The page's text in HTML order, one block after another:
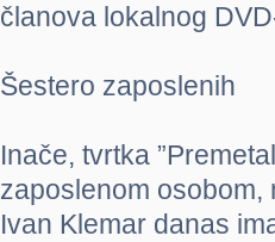
članova lokalnog
Šestero zaposlenih
Inače, tvrtka
zaposlenom
Ivan Klemar danas